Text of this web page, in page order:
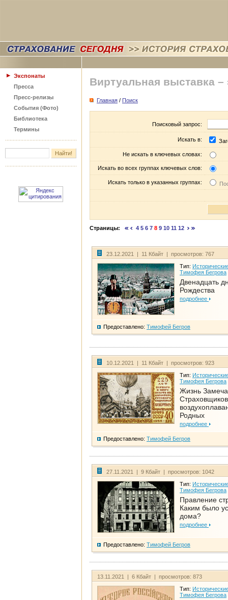
Экспонаты
Пресса
Пресс-релизы
События (Фото)
Библиотека
Термины
Виртуальная выставка –
Главная / Поиск
Поисковый запрос:
Искать в:
Не искать в ключевых словах:
Искать во всех группах ключевых слов:
Искать только в указанных группах:
Страницы: 4 5 6 7 8 9 10 11 12
23.12.2021 | 11 Кбайт | просмотров: 767
Тип:
Тимофея Бегрова
Двенадцать
Рождества
подробнее
Предоставлено: Тимофей Бегров
10.12.2021 | 11 Кбайт | просмотров: 923
Тип:
Тимофея Бегрова
Жизнь
Родных
подробнее
Предоставлено: Тимофей Бегров
27.11.2021 | 9 Кбайт | просмотров: 1042
Тип:
Тимофея Бегрова
Правление
Каким было
дома?
подробнее
Предоставлено: Тимофей Бегров
13.11.2021 | 6 Кбайт | просмотров: 873
Тип:
Тимофея Бегрова